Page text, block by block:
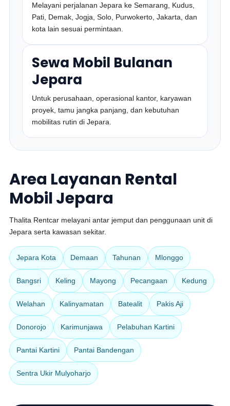
Melayani perjalanan Jepara ke Semarang, Kudus,
Pati, Demak, Jogja, Solo, Purwokerto, Jakarta, dan
kota lain sesuai permintaan.
Sewa Mobil Bulanan
Jepara
Untuk perusahaan, operasional kantor, karyawan
proyek, tamu jangka panjang, dan kebutuhan
mobilitas rutin di Jepara.
Area Layanan Rental
Mobil Jepara
Thalita Rentcar melayani antar jemput dan penggunaan unit di
Jepara serta kawasan sekitar.
Jepara Kota Demaan Tahunan Mlonggo
Bangsri Keling Mayong Pecangaan Kedung
Welahan Kalinyamatan Batealit Pakis Aji
Donorojo Karimunjawa Pelabuhan Kartini
Pantai Kartini Pantai Bandengan
Sentra Ukir Mulyoharjo